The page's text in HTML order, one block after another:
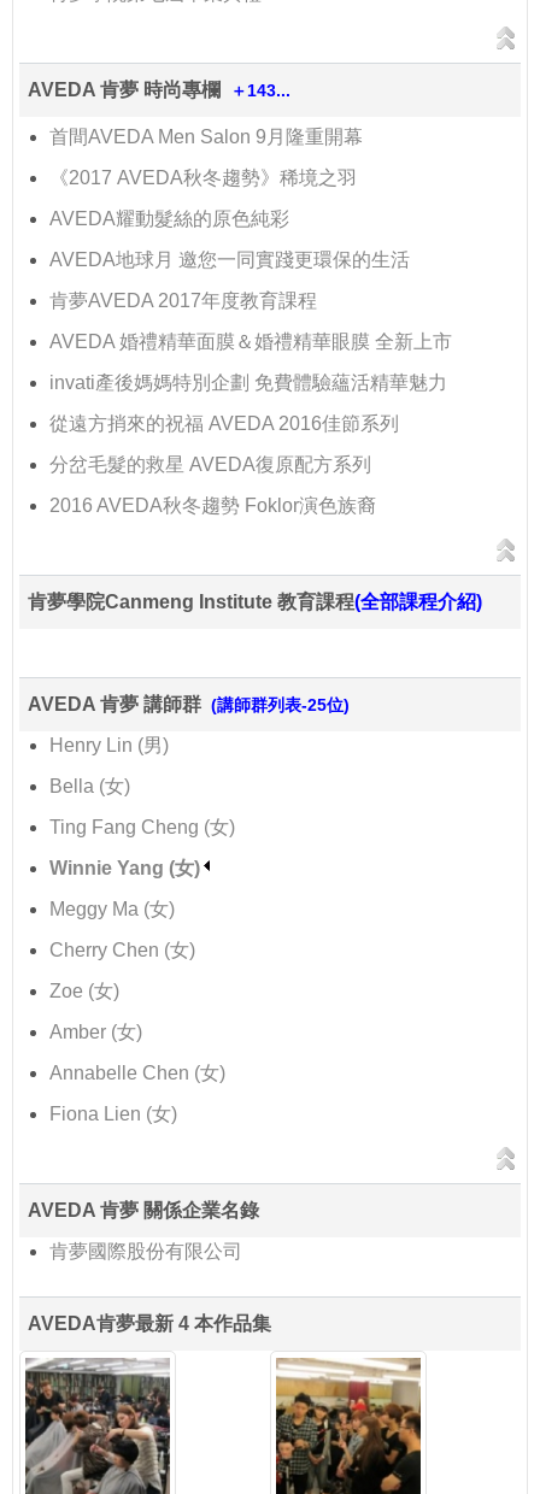
AVEDA 肯夢 時尚專欄 ＋143...
首間AVEDA Men Salon 9月隆重開幕
《2017 AVEDA秋冬趨勢》稀境之羽
AVEDA耀動髮絲的原色純彩
AVEDA地球月 邀您一同實踐更環保的生活
肯夢AVEDA 2017年度教育課程
AVEDA 婚禮精華面膜＆婚禮精華眼膜 全新上市
invati產後媽媽特別企劃 免費體驗蘊活精華魅力
從遠方捎來的祝福 AVEDA 2016佳節系列
分岔毛髮的救星 AVEDA復原配方系列
2016 AVEDA秋冬趨勢 Foklor演色族裔
肯夢學院Canmeng Institute 教育課程(全部課程介紹)
AVEDA 肯夢 講師群 (講師群列表-25位)
Henry Lin (男)
Bella (女)
Ting Fang Cheng (女)
Winnie Yang (女)
Meggy Ma (女)
Cherry Chen (女)
Zoe (女)
Amber (女)
Annabelle Chen (女)
Fiona Lien (女)
AVEDA 肯夢 關係企業名錄
肯夢國際股份有限公司
AVEDA肯夢最新 4 本作品集